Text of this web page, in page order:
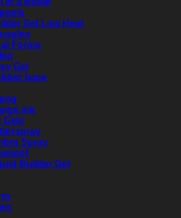
Gel Low Heat
Forms
Gel
base
ink
Gels
Spray
Builder Gel